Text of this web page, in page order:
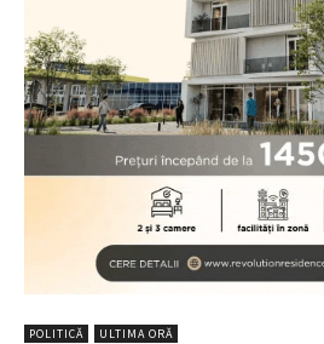
POLITICĂ ULTIMA ORĂ